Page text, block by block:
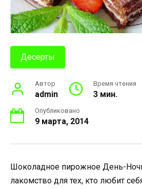
Десерты
Автор
admin
Время чтения
3 мин.
Опубликовано
9 марта, 2014
Шоколадное пирожное День-
лакомство для тех, кто любит